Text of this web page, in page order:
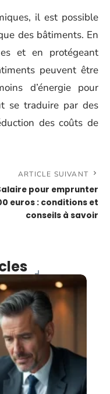
il est possible
des bâtiments. En
et en protégeant
peuvent être
d’énergie pour
se traduire par des
des coûts de
ARTICLE SUIVANT
pour emprunter
euros : conditions et
conseils à savoir